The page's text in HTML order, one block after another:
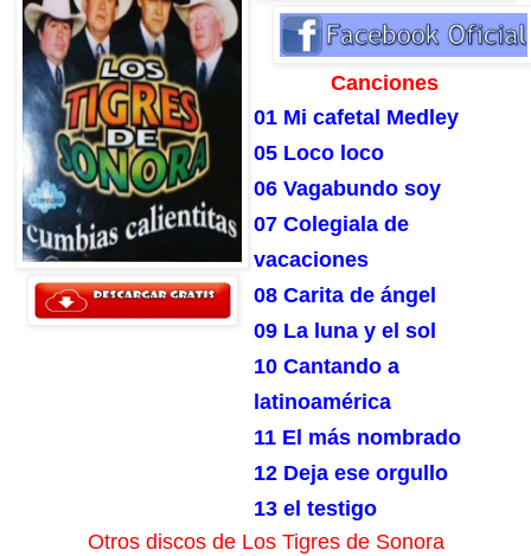
Canciones
01 Mi cafetal Medley
05 Loco loco
06 Vagabundo soy
07 Colegiala de
vacaciones
08 Carita de ángel
09 La luna y el sol
10 Cantando a
latinoamérica
11 El más nombrado
12 Deja ese orgullo
13 el testigo
Otros discos de Los Tigres de Sonora